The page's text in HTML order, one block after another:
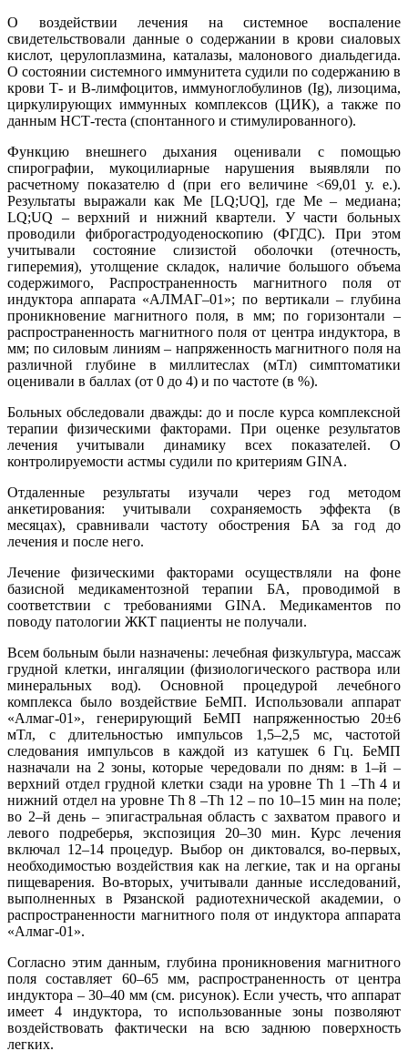
О воздействии лечения на системное воспаление
свидетельствовали данные о содержании в крови сиаловых
кислот, церулоплазмина, каталазы, малонового диальдегида.
О состоянии системного иммунитета судили по содержанию в
крови Т- и В-лимфоцитов, иммуноглобулинов (Ig), лизоцима,
циркулирующих иммунных комплексов (ЦИК), а также по
данным НСТ-теста (спонтанного и стимулированного).
Функцию внешнего дыхания оценивали с помощью
спирографии, мукоцилиарные нарушения выявляли по
расчетному показателю d (при его величине <69,01 у. е.).
Результаты выражали как Ме [LQ;UQ], где Ме – медиана;
LQ;UQ – верхний и нижний квартели. У части больных
проводили фиброгастродуоденоскопию (ФГДС). При этом
учитывали состояние слизистой оболочки (отечность,
гиперемия), утолщение складок, наличие большого объема
содержимого, Распространенность магнитного поля от
индуктора аппарата «АЛМАГ–01»; по вертикали – глубина
проникновение магнитного поля, в мм; по горизонтали –
распространенность магнитного поля от центра индуктора, в
мм; по силовым линиям – напряженность магнитного поля на
различной глубине в миллитеслах (мТл) симптоматики
оценивали в баллах (от 0 до 4) и по частоте (в %).
Больных обследовали дважды: до и после курса комплексной
терапии физическими факторами. При оценке результатов
лечения учитывали динамику всех показателей. О
контролируемости астмы судили по критериям GINA.
Отдаленные результаты изучали через год методом
анкетирования: учитывали сохраняемость эффекта (в
месяцах), сравнивали частоту обострения БА за год до
лечения и после него.
Лечение физическими факторами осуществляли на фоне
базисной медикаментозной терапии БА, проводимой в
соответствии с требованиями GINA. Медикаментов по
поводу патологии ЖКТ пациенты не получали.
Всем больным были назначены: лечебная физкультура, массаж
грудной клетки, ингаляции (физиологического раствора или
минеральных вод). Основной процедурой лечебного
комплекса было воздействие БеМП. Использовали аппарат
«Алмаг-01», генерирующий БеМП напряженностью 20±6
мТл, с длительностью импульсов 1,5–2,5 мс, частотой
следования импульсов в каждой из катушек 6 Гц. БеМП
назначали на 2 зоны, которые чередовали по дням: в 1–й –
верхний отдел грудной клетки сзади на уровне Th 1 –Th 4 и
нижний отдел на уровне Th 8 –Th 12 – по 10–15 мин на поле;
во 2–й день – эпигастральная область с захватом правого и
левого подреберья, экспозиция 20–30 мин. Курс лечения
включал 12–14 процедур. Выбор он диктовался, во-первых,
необходимостью воздействия как на легкие, так и на органы
пищеварения. Во-вторых, учитывали данные исследований,
выполненных в Рязанской радиотехнической академии, о
распространенности магнитного поля от индуктора аппарата
«Алмаг-01».
Согласно этим данным, глубина проникновения магнитного
поля составляет 60–65 мм, распространенность от центра
индуктора – 30–40 мм (см. рисунок). Если учесть, что аппарат
имеет 4 индуктора, то использованные зоны позволяют
воздействовать фактически на всю заднюю поверхность
легких.